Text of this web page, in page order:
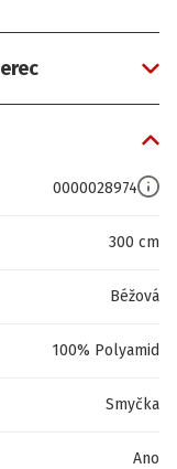
0000028974
300 cm
Béžová
100% Polyamid
Smyčka
Ano